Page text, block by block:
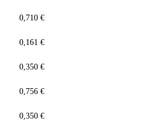
0,710 €
0,161 €
0,350 €
0,756 €
0,350 €